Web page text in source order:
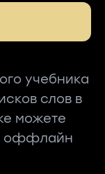
учебника
слов в
можете
оффлайн